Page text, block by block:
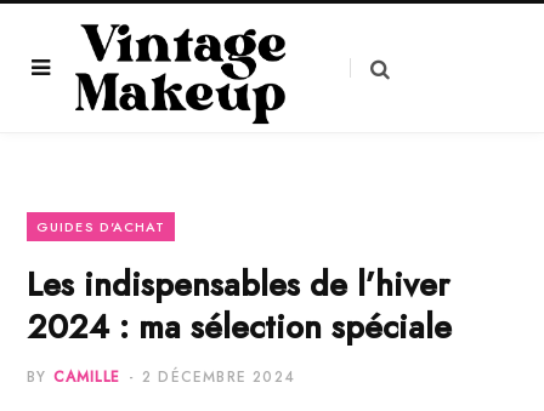
GUIDES D'ACHAT
Les indispensables de l’hiver
2024 : ma sélection spéciale
BY CAMILLE 2 DÉCEMBRE 2024